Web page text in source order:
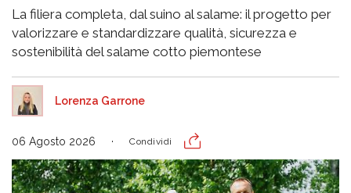
La filiera completa, dal suino al salame: il progetto per
valorizzare e standardizzare qualità, sicurezza e
sostenibilità del salame cotto piemontese
Lorenza Garrone
06 Agosto 2026 Condividi